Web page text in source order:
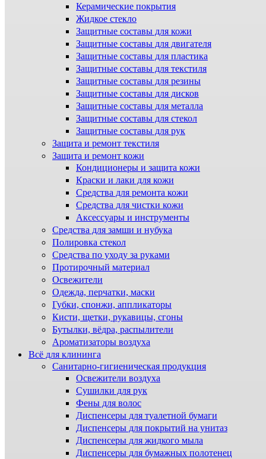
Керамические покрытия
Жидкое стекло
Защитные составы для кожи
Защитные составы для двигателя
Защитные составы для пластика
Защитные составы для текстиля
Защитные составы для резины
Защитные составы для дисков
Защитные составы для металла
Защитные составы для стекол
Защитные составы для рук
Защита и ремонт текстиля
Защита и ремонт кожи
Кондиционеры и защита кожи
Краски и лаки для кожи
Средства для ремонта кожи
Средства для чистки кожи
Аксессуары и инструменты
Средства для замши и нубука
Полировка стекол
Средства по уходу за руками
Протирочный материал
Освежители
Одежда, перчатки, маски
Губки, спонжи, аппликаторы
Кисти, щетки, рукавицы, сгоны
Бутылки, вёдра, распылители
Ароматизаторы воздуха
Всё для клининга
Санитарно-гигиеническая продукция
Освежители воздуха
Сушилки для рук
Фены для волос
Диспенсеры для туалетной бумаги
Диспенсеры для покрытий на унитаз
Диспенсеры для жидкого мыла
Диспенсеры для бумажных полотенец